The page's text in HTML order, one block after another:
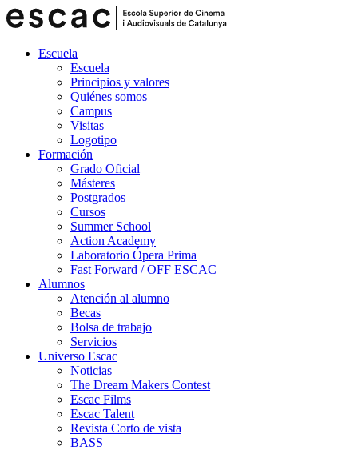
Escuela
Escuela
Principios y valores
Quiénes somos
Campus
Visitas
Logotipo
Formación
Grado Oficial
Másteres
Postgrados
Cursos
Summer School
Action Academy
Laboratorio Ópera Prima
Fast Forward / OFF ESCAC
Alumnos
Atención al alumno
Becas
Bolsa de trabajo
Servicios
Universo Escac
Noticias
The Dream Makers Contest
Escac Films
Escac Talent
Revista Corto de vista
BASS